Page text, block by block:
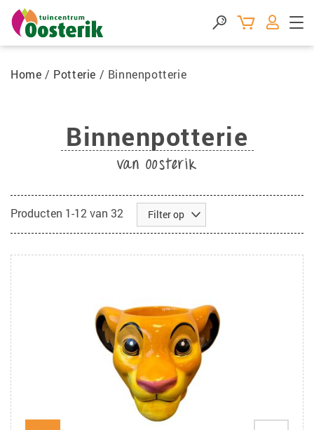
Home / Potterie / Binnenpotterie
Binnenpotterie
van Oosterik
Producten 1-12 van 32 Filter op